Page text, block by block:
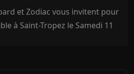
et Zodiac vous invitent pour
à Saint-Tropez le Samedi 11